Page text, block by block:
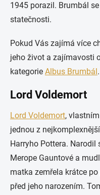
1945 porazil. Brumbál
statečnosti.
Pokud Vás zajímá více
jeho život a zajímavosti
kategorie Albus Brumbál.
Lord Voldemort
Lord Voldemort,
jednou z
Harryho Pottera. Narodil
Merope Gauntové a
matka zemřela krátce
před jeho narozením.